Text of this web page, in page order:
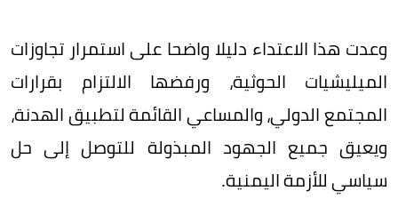
وعدت هذا الاعتداء دليلا واضحا على استمرار تجاوزات
الميليشيات الحوثية، ورفضها الالتزام بقرارات
المجتمع الدولي، والمساعي القائمة لتطبيق الهدنة،
ويعيق جميع الجهود المبذولة للتوصل إلى حل
سياسي للأزمة اليمنية.